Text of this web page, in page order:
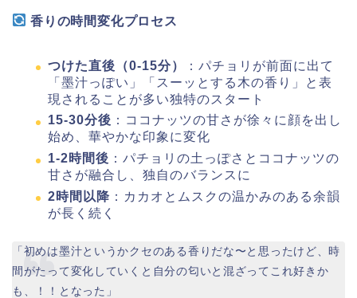
香りの時間変化プロセス
つけた直後（0-15分）
：パチョリが前面に出て
「墨汁っぽい」「スーッとする木の香り」と表
現されることが多い独特のスタート
15-30分後 ：ココナッツの甘さが徐々に顔を出し
始め、華やかな印象に変化
1-2時間後 ：パチョリの土っぽさとココナッツの
甘さが融合し、独自のバランスに
2時間以降 ：カカオとムスクの温かみのある余韻
が長く続く
「初めは墨汁というかクセのある香りだな〜と思ったけど、時
間がたって変化していくと自分の匂いと混ざってこれ好きか
も、！！となった」